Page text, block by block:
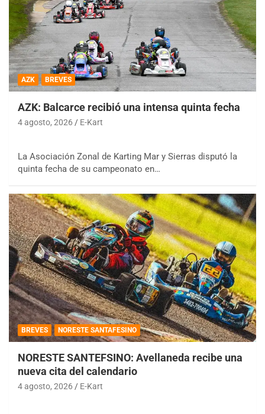
AZK BREVES
AZK: Balcarce recibió una intensa quinta fecha
4 agosto, 2026 E-Kart
La Asociación Zonal de Karting Mar y Sierras disputó la
quinta fecha de su campeonato en…
BREVES NORESTE SANTAFESINO
NORESTE SANTEFSINO: Avellaneda recibe una
nueva cita del calendario
4 agosto, 2026 E-Kart